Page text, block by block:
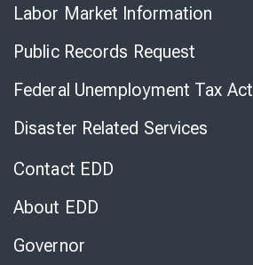
Labor Market Information
Public Records Request
Federal Unemployment Tax Act
Disaster Related Services
Contact EDD
About EDD
Governor